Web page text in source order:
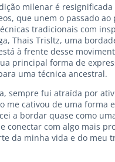
milenar é
que unem o passado ao
tradicionais com
Thais Trisltz, uma
à frente desse
principal forma de
uma técnica ancestral.
sempre fui atraída por
me cativou de uma forma
a bordar quase como
conectar com algo mais
da minha vida e do meu